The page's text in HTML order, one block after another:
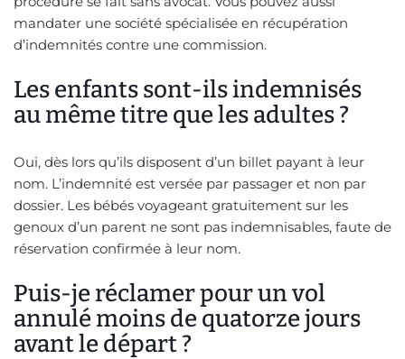
mandater une société spécialisée en récupération
d’indemnités contre une commission.
Les enfants sont-ils indemnisés
au même titre que les adultes ?
Oui, dès lors qu’ils disposent d’un billet payant à leur
nom. L’indemnité est versée par passager et non par
dossier. Les bébés voyageant gratuitement sur les
genoux d’un parent ne sont pas indemnisables, faute de
réservation confirmée à leur nom.
Puis-je réclamer pour un vol
annulé moins de quatorze jours
avant le départ ?